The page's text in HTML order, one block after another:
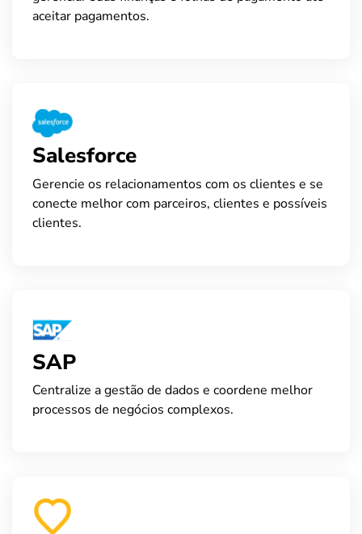
aceitar pagamentos.
Salesforce
Gerencie os relacionamentos com os clientes e se
conecte melhor com parceiros, clientes e possíveis
clientes.
SAP
Centralize a gestão de dados e coordene melhor
processos de negócios complexos.